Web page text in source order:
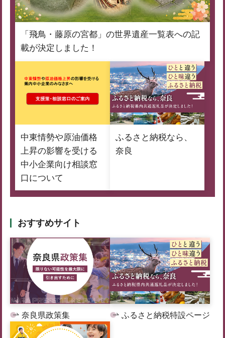
「飛鳥・藤原の宮都」の世界遺産一覧表への記
載が決定しました！
中東情勢や原油価格
上昇の影響を受ける
中小企業向け相談窓
口について
ふるさと納税なら、
奈良
おすすめサイト
奈良県政策集 ふるさと納税特設ページ